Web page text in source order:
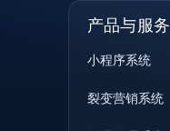
产品与服务
小程序系统
裂变营销系统